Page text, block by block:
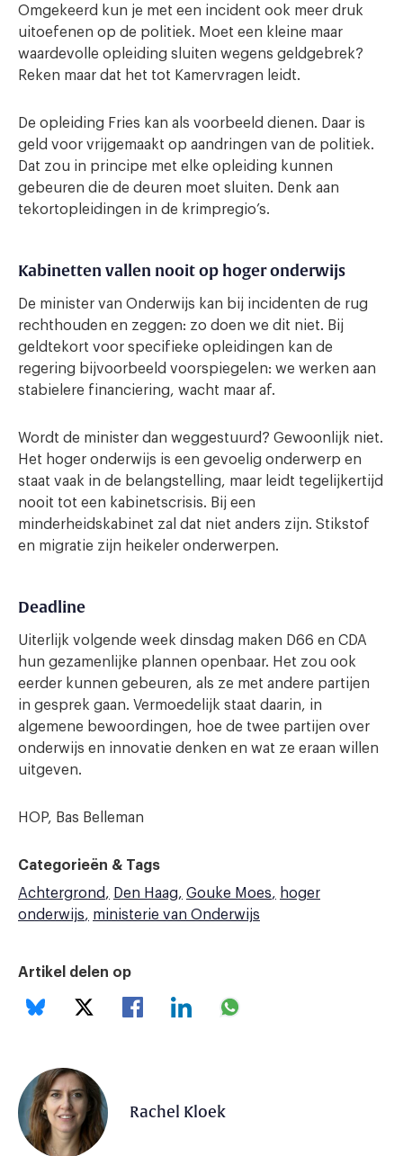
Omgekeerd kun je met een incident ook meer druk
uitoefenen op de politiek. Moet een kleine maar
waardevolle opleiding sluiten wegens geldgebrek?
Reken maar dat het tot Kamervragen leidt.
De opleiding Fries kan als voorbeeld dienen. Daar is
geld voor vrijgemaakt op aandringen van de politiek.
Dat zou in principe met elke opleiding kunnen
gebeuren die de deuren moet sluiten. Denk aan
tekortopleidingen in de krimpregio’s.
Kabinetten vallen nooit op hoger onderwijs
De minister van Onderwijs kan bij incidenten de rug
rechthouden en zeggen: zo doen we dit niet. Bij
geldtekort voor specifieke opleidingen kan de
regering bijvoorbeeld voorspiegelen: we werken aan
stabielere financiering, wacht maar af.
Wordt de minister dan weggestuurd? Gewoonlijk niet.
Het hoger onderwijs is een gevoelig onderwerp en
staat vaak in de belangstelling, maar leidt tegelijkertijd
nooit tot een kabinetscrisis. Bij een
minderheidskabinet zal dat niet anders zijn. Stikstof
en migratie zijn heikeler onderwerpen.
Deadline
Uiterlijk volgende week dinsdag maken D66 en CDA
hun gezamenlijke plannen openbaar. Het zou ook
eerder kunnen gebeuren, als ze met andere partijen
in gesprek gaan. Vermoedelijk staat daarin, in
algemene bewoordingen, hoe de twee partijen over
onderwijs en innovatie denken en wat ze eraan willen
uitgeven.
HOP, Bas Belleman
Categorieën & Tags
Achtergrond
Den Haag Gouke Moes
hoger
onderwijs
ministerie van Onderwijs
Artikel delen op
Rachel Kloek